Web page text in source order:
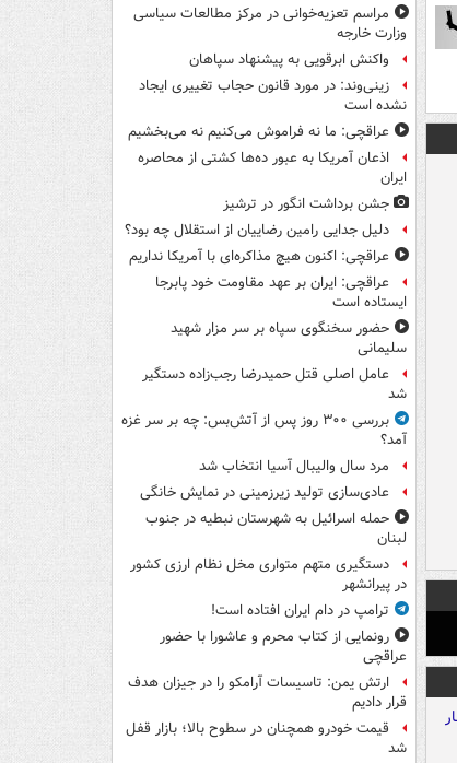
مراسم تعزیه‌خوانی در مرکز مطالعات سیاسی
وزارت خارجه
واکنش ابرقویی به پیشنهاد سپاهان
زینی‌وند: در مورد قانون حجاب تغییری ایجاد
نشده است
عراقچی: ما نه فراموش می‌کنیم نه می‌بخشیم
اذعان آمریکا به عبور ده‌ها کشتی از محاصره
ایران
جشن برداشت انگور در ترشیز
دلیل جدایی رامین رضاییان از استقلال چه بود؟
عراقچی: اکنون هیچ مذاکره‌ای با آمریکا نداریم
عراقچی: ایران بر عهد مقاومت خود پابرجا
ایستاده است
حضور سخنگوی سپاه بر سر مزار شهید
سلیمانی
عامل اصلی قتل حمیدرضا رجب‌زاده دستگیر
شد
بررسی ۳۰۰ روز پس از آتش‌بس: چه بر سر غزه
آمد؟
مرد سال والیبال آسیا انتخاب شد
عادی‌سازی تولید زیرزمینی در نمایش خانگی
حمله اسرائیل به شهرستان نبطیه در جنوب
لبنان
دستگیری متهم متواری مخل نظام ارزی کشور
در پیرانشهر
ترامپ در دام ایران افتاده است!
رونمایی از کتاب محرم و عاشورا با حضور
عراقچی
ارتش یمن: تاسیسات آرامکو را در جیزان هدف
قرار دادیم
قیمت خودرو همچنان در سطوح بالا؛ بازار قفل
شد